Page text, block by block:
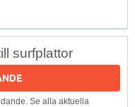
surfplattor
Se alla aktuella